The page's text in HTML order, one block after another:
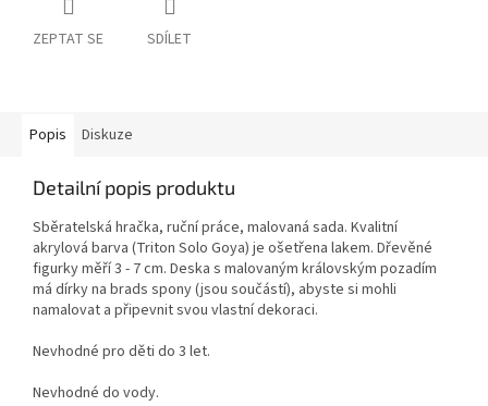
ZEPTAT SE SDÍLET
Popis Diskuze
Detailní popis produktu
Sběratelská hračka, ruční práce, malovaná sada. Kvalitní
akrylová barva (Triton Solo Goya) je ošetřena lakem. Dřevěné
figurky měří 3 - 7 cm. Deska s malovaným královským pozadím
má dírky na brads spony (jsou součástí), abyste si mohli
namalovat a připevnit svou vlastní dekoraci.
Nevhodné pro děti do 3 let.
Nevhodné do vody.